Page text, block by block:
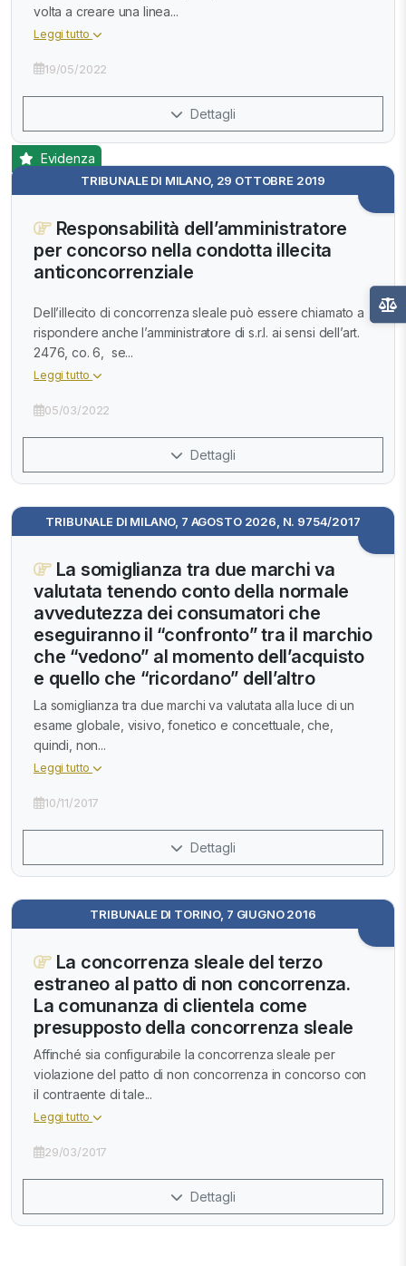
volta a creare una linea...
Leggi tutto
19/05/2022
Dettagli
TRIBUNALE DI MILANO, 29 OTTOBRE 2019
Evidenza
Responsabilità dell’amministratore
per concorso nella condotta illecita
anticoncorrenziale
Dell’illecito di concorrenza sleale può essere chiamato a
rispondere anche l’amministratore di s.r.l. ai sensi dell’art.
2476, co. 6, se...
Leggi tutto
05/03/2022
Dettagli
TRIBUNALE DI MILANO, 7 AGOSTO 2026, N. 9754/2017
La somiglianza tra due marchi va
valutata tenendo conto della normale
avvedutezza dei consumatori che
eseguiranno il “confronto” tra il marchio
che “vedono” al momento dell’acquisto
e quello che “ricordano” dell’altro
La somiglianza tra due marchi va valutata alla luce di un
esame globale, visivo, fonetico e concettuale, che,
quindi, non...
Leggi tutto
10/11/2017
Dettagli
TRIBUNALE DI TORINO, 7 GIUGNO 2016
La concorrenza sleale del terzo
estraneo al patto di non concorrenza.
La comunanza di clientela come
presupposto della concorrenza sleale
Affinché sia configurabile la concorrenza sleale per
violazione del patto di non concorrenza in concorso con
il contraente di tale...
Leggi tutto
29/03/2017
Dettagli